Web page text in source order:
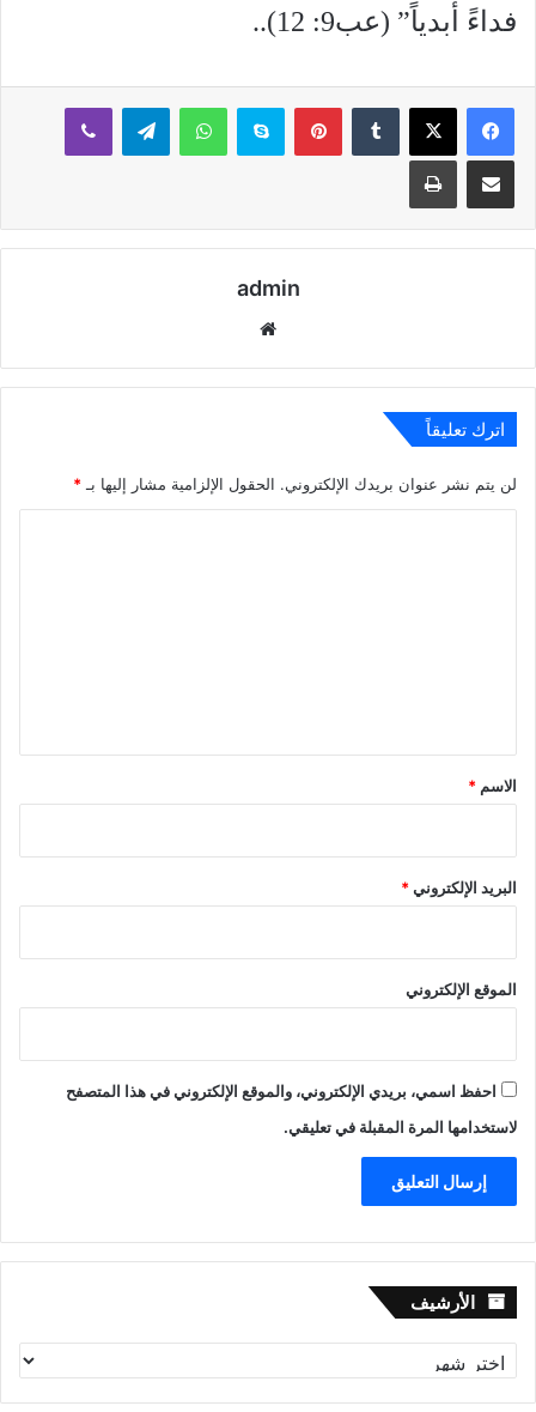
فداءً أبدياً” (عب9: 12)..
بينتيريستسكايب واتساب تيلقرام ڤايبر
مشاركة عبر البريد طباعة
admin
اترك تعليقاً
لن يتم نشر عنوان بريدك الإلكتروني. الحقول الإلزامية مشار إليها بـ *
*
الاسم *
البريد الإلكتروني*
الموقع الإلكتروني
احفظ اسمي، بريدي الإلكتروني، والموقع الإلكتروني في هذا المتصفح
لاستخدامها المرة المقبلة في تعليقي.
الأرشيف الأرشيف